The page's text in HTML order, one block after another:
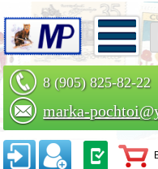
8 (905) 825-82-22
marka-